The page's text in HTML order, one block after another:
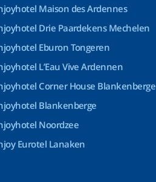
Maison des Ardennes
Drie Paardekens Mechelen
Eburon Tongeren
L’Eau Vive Ardennen
Corner House Blankenberge
Blankenberge
Noordzee
Eurotel Lanaken